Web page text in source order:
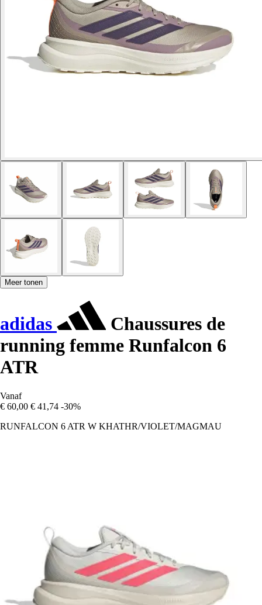
Meer tonen
adidas
Chaussures de
running femme Runfalcon 6
ATR
Vanaf
€ 60,00 € 41,74 -30%
RUNFALCON 6 ATR W KHATHR/VIOLET/MAGMAU